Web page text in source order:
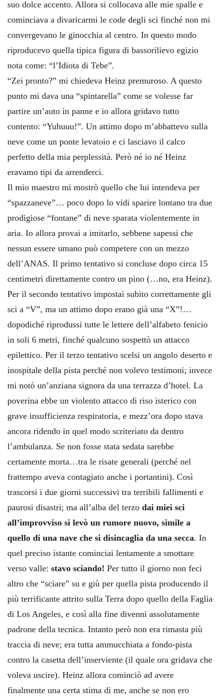
suo dolce accento. Allora si collocava alle mie spalle e
cominciava a divaricarmi le code degli sci finché non mi
convergevano le ginocchia al centro. In questo modo
riproducevo quella tipica figura di bassorilievo egizio
nota come: “l’Idiota di Tebe”.
“Zei pronto?” mi chiedeva Heinz premuroso. A questo
punto mi dava una “spintarella” come se volesse far
partire un’auto in panne e io allora gridavo tutto
contento: “Yuhuuu!”. Un attimo dopo m’abbattevo sulla
neve come un ponte levatoio e ci lasciavo il calco
perfetto della mia perplessità. Però né io né Heinz
eravamo tipi da arrenderci.
Il mio maestro mi mostrò quello che lui intendeva per
“spazzaneve”… poco dopo lo vidi sparire lontano tra due
prodigiose “fontane” di neve sparata violentemente in
aria. Io allora provai a imitarlo, sebbene sapessi che
nessun essere umano può competere con un mezzo
dell’ANAS. Il primo tentativo si concluse dopo circa 15
centimetri direttamente contro un pino (…no, era Heinz).
Per il secondo tentativo impostai subito correttamente gli
sci a “V”, ma un attimo dopo erano già una “X”!…
dopodiché riprodussi tutte le lettere dell’alfabeto fenicio
in soli 6 metri, finché qualcuno sospettò un attacco
epilettico. Per il terzo tentativo scelsi un angolo deserto e
inospitale della pista perché non volevo testimoni; invece
mi notò un’anziana signora da una terrazza d’hotel. La
poverina ebbe un violento attacco di riso isterico con
grave insufficienza respiratoria, e mezz’ora dopo stava
ancora ridendo in quel modo scriteriato da dentro
l’ambulanza. Se non fosse stata sedata sarebbe
certamente morta…tra le risate generali (perché nel
frattempo aveva contagiato anche i portantini). Così
trascorsi i due giorni successivi tra terribili fallimenti e
paurosi disastri; ma all’alba del terzo dai miei sci
all’improvviso si levò un rumore nuovo, simile a
quello di una nave che si disincaglia da una secca. In
quel preciso istante cominciai lentamente a smottare
verso valle: stavo sciando! Per tutto il giorno non feci
altro che “sciare” su e giù per quella pista producendo il
più terrificante attrito sulla Terra dopo quello della Faglia
di Los Angeles, e così alla fine divenni assolutamente
padrone della tecnica. Intanto però non era rimasta più
traccia di neve; era tutta ammucchiata a fondo-pista
contro la casetta dell’inserviente (il quale ora gridava che
voleva uscire). Heinz allora cominciò ad avere
finalmente una certa stima di me, anche se non ero